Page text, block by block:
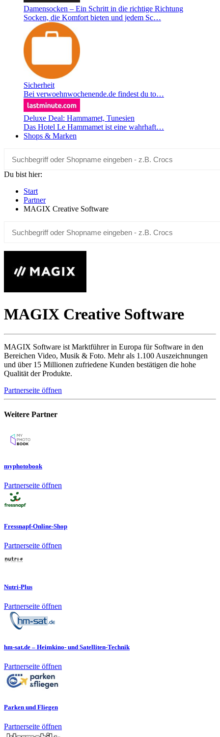
Damensocken – Ein Schritt in die richtige Richtung
Socken, die Komfort bieten und jedem Sc…
Sicherheit
Bei verwoehnwochenende.de findest du to…
Deluxe Deal: Hammamet, Tunesien
Das Hotel Le Hammamet ist eine wahrhaft…
Shops & Marken
Du bist hier:
Start
Partner
MAGIX Creative Software
MAGIX Creative Software
MAGIX Software ist Marktführer in Europa für Software in den
Bereichen Video, Musik & Foto. Mehr als 1.100 Auszeichnungen
und über 15 Millionen zufriedene Kunden bestätigen die hohe
Qualität der Produkte.
Partnerseite öffnen
Weitere Partner
myphotobook
Partnerseite öffnen
Fressnapf-Online-Shop
Partnerseite öffnen
Nutri-Plus
Partnerseite öffnen
hm-sat.de – Heimkino- und Satelliten-Technik
Partnerseite öffnen
Parken und Fliegen
Partnerseite öffnen